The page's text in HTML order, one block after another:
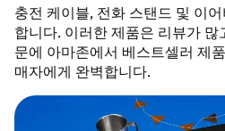
충전 케이블, 전화 스탠드 및 이
합니다. 이러한 제품은 리뷰가 많
문에 아마존에서 베스트셀러 제
매자에게 완벽합니다.